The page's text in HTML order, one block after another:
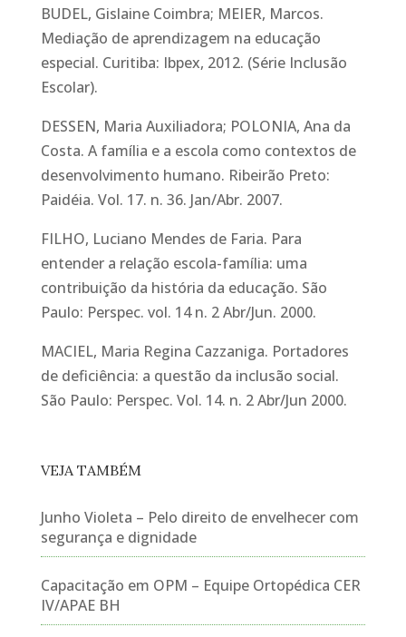
BUDEL, Gislaine Coimbra; MEIER, Marcos.
Mediação de aprendizagem na educação
especial. Curitiba: Ibpex, 2012. (Série Inclusão
Escolar).
DESSEN, Maria Auxiliadora; POLONIA, Ana da
Costa. A família e a escola como contextos de
desenvolvimento humano. Ribeirão Preto:
Paidéia. Vol. 17. n. 36. Jan/Abr. 2007.
FILHO, Luciano Mendes de Faria. Para
entender a relação escola-família: uma
contribuição da história da educação. São
Paulo: Perspec. vol. 14 n. 2 Abr/Jun. 2000.
MACIEL, Maria Regina Cazzaniga. Portadores
de deficiência: a questão da inclusão social.
São Paulo: Perspec. Vol. 14. n. 2 Abr/Jun 2000.
VEJA TAMBÉM
Junho Violeta – Pelo direito de envelhecer com
segurança e dignidade
Capacitação em OPM – Equipe Ortopédica CER
IV/APAE BH